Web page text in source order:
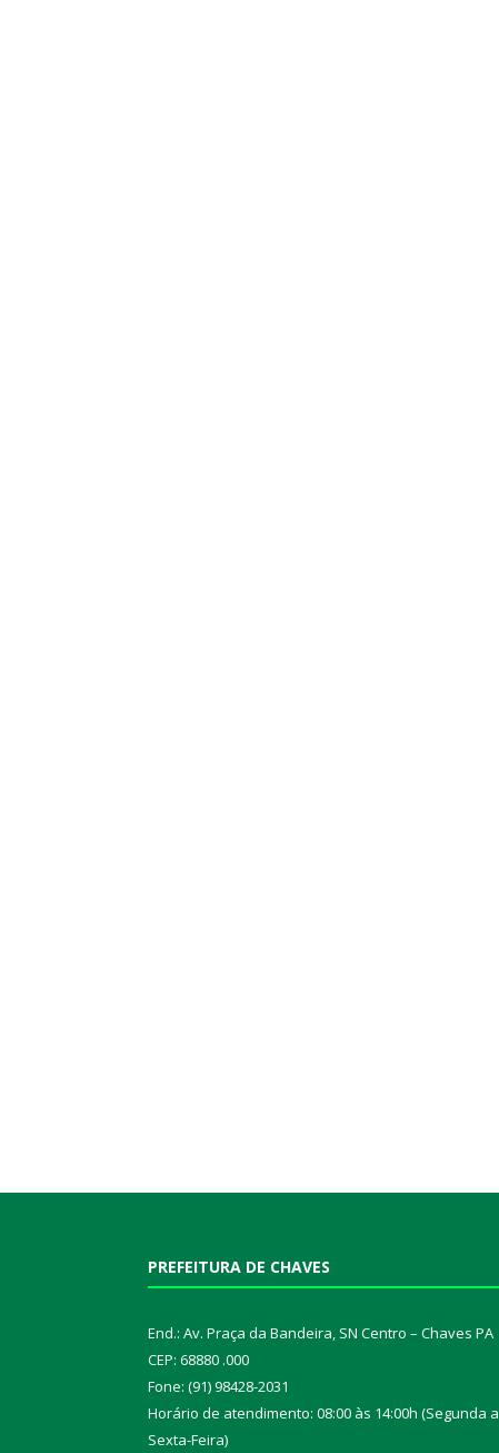
PREFEITURA DE CHAVES
End.: Av. Praça da Bandeira, SN Centro – Chaves PA
CEP: 68880 .000
Fone: (91) 98428-2031
Horário de atendimento: 08:00 às 14:00h (Segunda a
Sexta-Feira)